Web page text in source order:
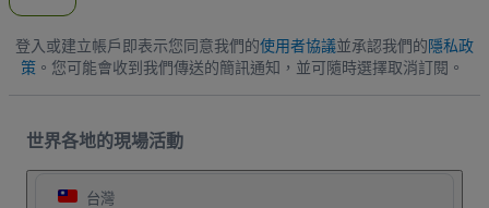
登入或建立帳戶即表示您同意我們的使用者協議並承認我們的 隱私政
策 。您可能會收到我們傳送的簡訊通知，並可隨時選擇取消訂閱。
世界各地的現場活動
台灣